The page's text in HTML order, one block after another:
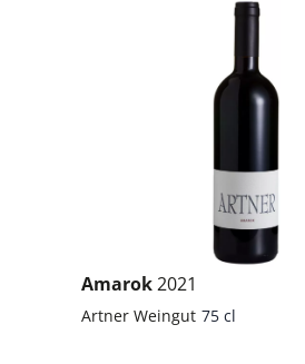
Amarok2021
Artner Weingut 75 cl